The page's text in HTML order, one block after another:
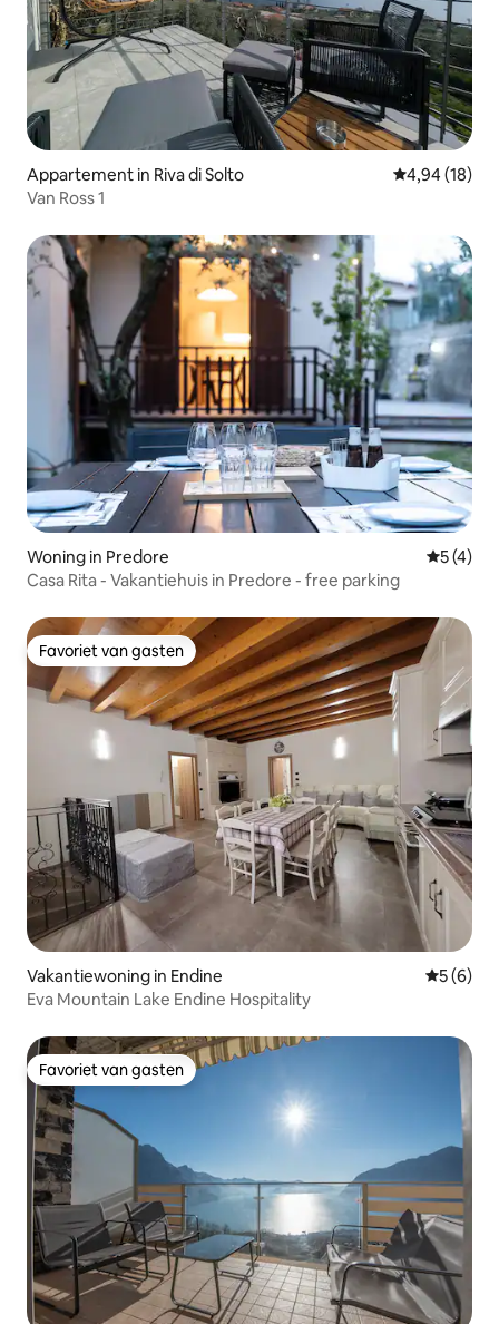
Appartement in Riva di Solto Gemiddelde
4,94 (18)
Van Ross 1
Woning in Predore
5 (4)
Casa Rita - Vakantiehuis in Predore - free parking
Favoriet van gasten
Favoriet van gasten
Vakantiewoning in Endine
5 (6)
Eva Mountain Lake Endine Hospitality
Favoriet van gasten
Favoriet van gasten